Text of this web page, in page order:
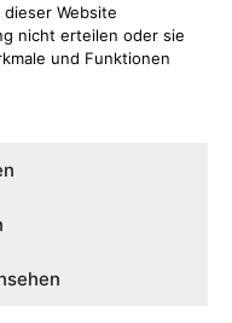
Website
nicht erteilen oder sie
und Funktionen